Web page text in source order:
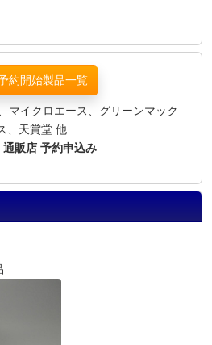
約開始製品一覧
マイクロエース、グリーンマック
、天賞堂 他
通販店 予約申込み